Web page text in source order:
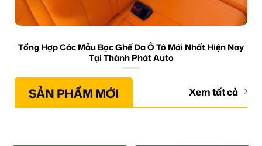
Tổng Hợp Các Mẫu Bọc Ghế Da Ô Tô Mới Nhất Hiện Nay
Tại Thành Phát Auto
SẢN PHẨM MỚI Xem tất cả